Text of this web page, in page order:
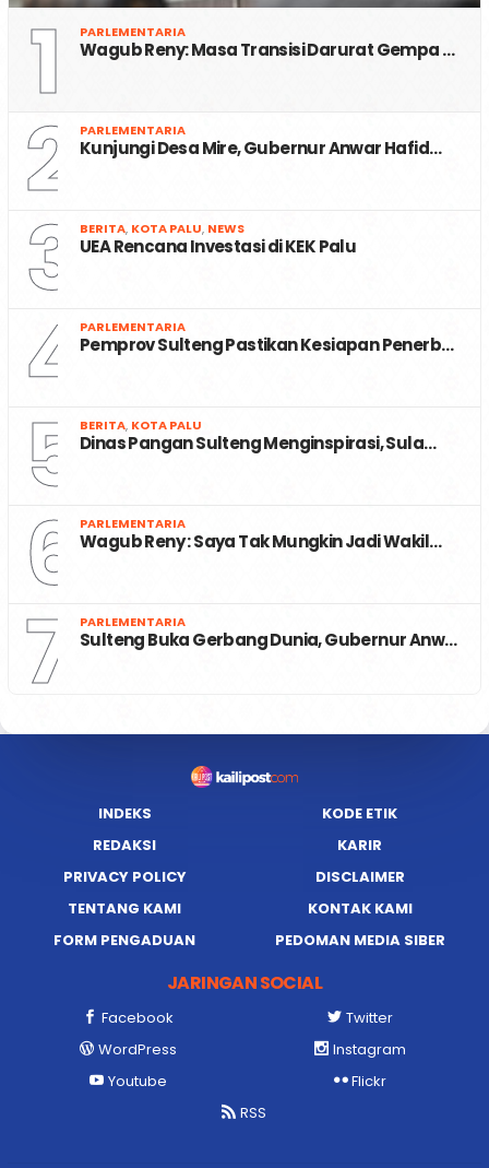
1 PARLEMENTARIA
Wagub Reny: Masa Transisi Darurat Gempa …
2 PARLEMENTARIA
Kunjungi Desa Mire, Gubernur Anwar Hafid…
3 BERITA, KOTA PALU, NEWS
UEA Rencana Investasi di KEK Palu
4 PARLEMENTARIA
Pemprov Sulteng Pastikan Kesiapan Penerb…
5 BERITA, KOTA PALU
Dinas Pangan Sulteng Menginspirasi, Sula…
6 PARLEMENTARIA
Wagub Reny : Saya Tak Mungkin Jadi Wakil…
7 PARLEMENTARIA
Sulteng Buka Gerbang Dunia, Gubernur Anw…
INDEKS
KODE ETIK
REDAKSI
KARIR
PRIVACY POLICY
DISCLAIMER
TENTANG KAMI
KONTAK KAMI
FORM PENGADUAN
PEDOMAN MEDIA SIBER
JARINGAN SOCIAL
Facebook
Twitter
WordPress
Instagram
Youtube
Flickr
RSS